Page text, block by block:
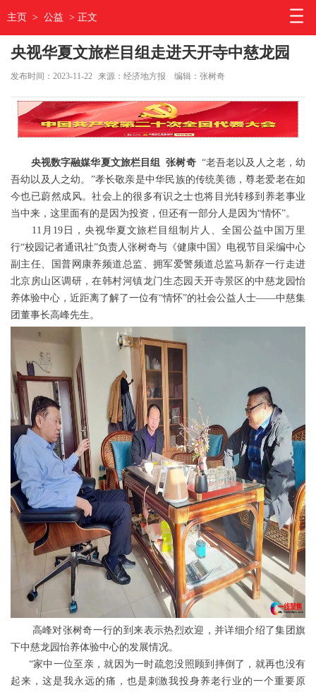
主页 > 公益 > 正文
央视华夏文旅栏目组走进天开寺中慈龙园
发布时间：2023-11-22 来源：经济地方报 编辑：张树奇
央视数字融媒华夏文旅栏目组 张树奇 “老吾老以及人之老，幼
吾幼以及人之幼。”孝长敬亲是中华民族的传统美德，尊老爱老在如
今也已蔚然成风。社会上的很多有识之士也将目光转移到养老事业
当中来，这里面有的是因为投资，但还有一部分人是因为“情怀”。
11月19日，央视华夏文旅栏目组制片人、全国公益中国万里
行“校园记者通讯社”负责人张树奇与《健康中国》电视节目采编中心
副主任、国普网康养频道总监、拥军爱警频道总监马新存一行走进
北京房山区调研，在韩村河镇龙门生态园天开寺景区的中慈龙园怡
养体验中心，近距离了解了一位有“情怀”的社会公益人士——中慈集
团董事长高峰先生。
高峰对张树奇一行的到来表示热烈欢迎，并详细介绍了集团旗
下中慈龙园怡养体验中心的发展情况。
“家中一位至亲，就因为一时疏忽没照顾到摔倒了，就再也没有
起来，这是我永远的痛，也是刺激我投身养老行业的一个重要原